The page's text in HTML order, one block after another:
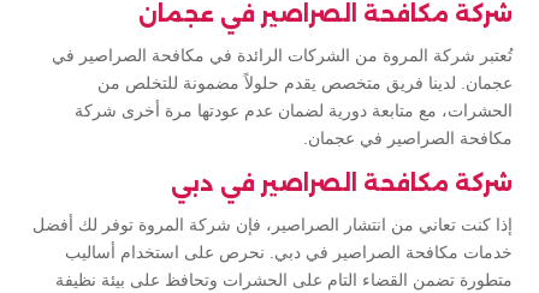
شركة مكافحة الصراصير في عجمان
تُعتبر شركة المروة من الشركات الرائدة في مكافحة الصراصير في
عجمان. لدينا فريق متخصص يقدم حلولاً مضمونة للتخلص من
الحشرات، مع متابعة دورية لضمان عدم عودتها مرة أخرى شركة
مكافحة الصراصير في عجمان.
شركة مكافحة الصراصير في دبي
إذا كنت تعاني من انتشار الصراصير، فإن شركة المروة توفر لك أفضل
خدمات مكافحة الصراصير في دبي. نحرص على استخدام أساليب
متطورة تضمن القضاء التام على الحشرات وتحافظ على بيئة نظيفة